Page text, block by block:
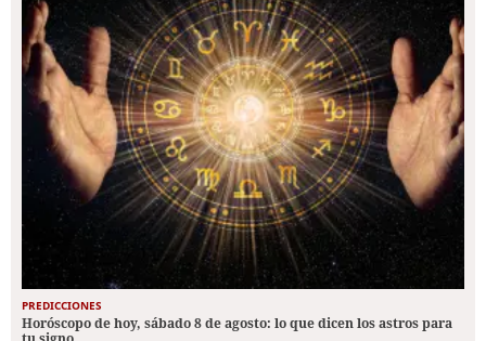
PREDICCIONES
Horóscopo de hoy, sábado 8 de agosto: lo que dicen los astros para